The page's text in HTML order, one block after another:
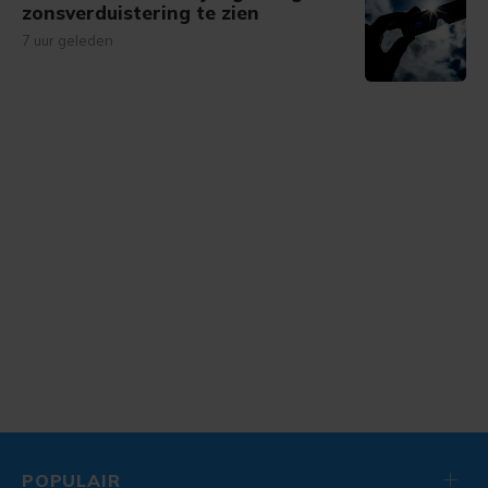
zonsverduistering te zien
7 uur geleden
POPULAIR